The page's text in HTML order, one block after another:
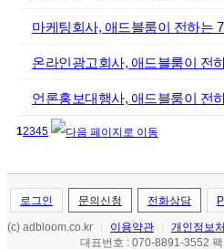
마케팅회사, 애드블룸이 전하는
온라인광고회사, 애드블룸이 전
언론홍보대행사, 애드블룸이 전
12345
로그인 문의신청 전화상담
(c) adbloom.co.kr 이용약관
개인정보
대표번호 : 070-8891-3552